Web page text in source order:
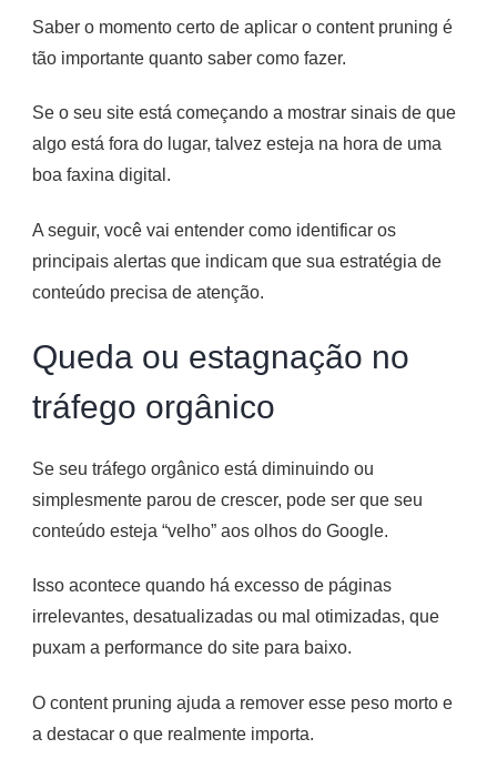
Saber o momento certo de aplicar o content pruning é
tão importante quanto saber como fazer.
Se o seu site está começando a mostrar sinais de que
algo está fora do lugar, talvez esteja na hora de uma
boa faxina digital.
A seguir, você vai entender como identificar os
principais alertas que indicam que sua estratégia de
conteúdo precisa de atenção.
Queda ou estagnação no
tráfego orgânico
Se seu tráfego orgânico está diminuindo ou
simplesmente parou de crescer, pode ser que seu
conteúdo esteja “velho” aos olhos do Google.
Isso acontece quando há excesso de páginas
irrelevantes, desatualizadas ou mal otimizadas, que
puxam a performance do site para baixo.
O content pruning ajuda a remover esse peso morto e
a destacar o que realmente importa.